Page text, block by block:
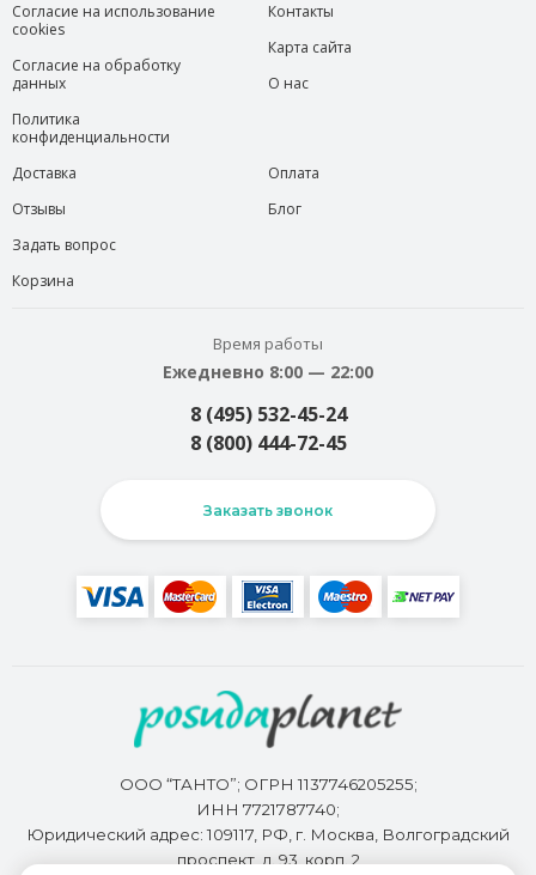
Согласие на использование
cookies
Согласие на обработку
данных
Политика
конфиденциальности
Контакты
Карта сайта
О нас
Доставка
Отзывы
Задать вопрос
Корзина
Оплата
Блог
Время работы
Ежедневно 8:00 — 22:00
8 (495) 532-45-24
8 (800) 444-72-45
Заказать звонок
ООО “ТАНТО”; ОГРН 1137746205255;
ИНН 7721787740;
Юридический адрес: 109117, РФ, г. Москва, Волгоградский
проспект, д. 93, корп. 2